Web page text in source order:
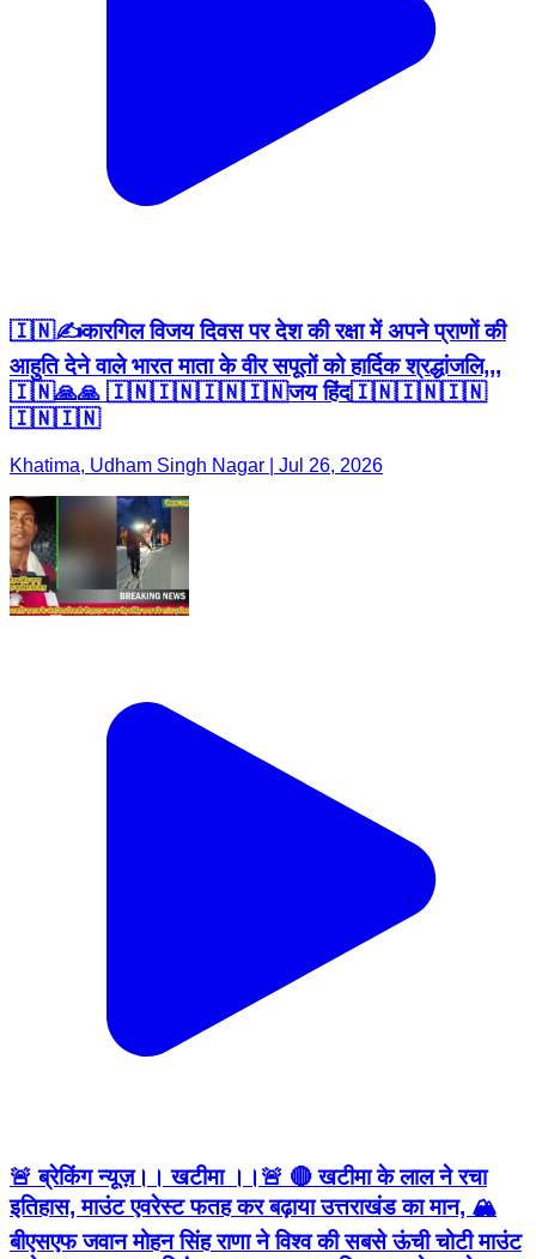
🇮🇳✍️कारगिल विजय दिवस पर देश की रक्षा में अपने प्राणों की
आहुति देने वाले भारत माता के वीर सपूतों को हार्दिक श्रद्धांजलि,,,
🇮🇳🙏🙏 🇮🇳🇮🇳🇮🇳🇮🇳जय हिंद🇮🇳🇮🇳🇮🇳
🇮🇳🇮🇳
Khatima, Udham Singh Nagar | Jul 26, 2026
🚨 ब्रेकिंग न्यूज़।। खटीमा ।।🚨 🔴 खटीमा के लाल ने रचा
इतिहास, माउंट एवरेस्ट फतह कर बढ़ाया उत्तराखंड का मान, 🏔️
बीएसएफ जवान मोहन सिंह राणा ने विश्व की सबसे ऊंची चोटी माउंट